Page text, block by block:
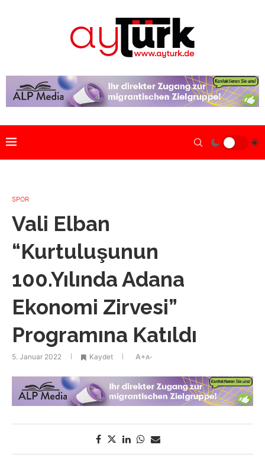
SPOR
Vali Elban
“Kurtuluşunun
100.Yılında Adana
Ekonomi Zirvesi”
Programına Katıldı
5. Januar 2022 Kaydet A+A-